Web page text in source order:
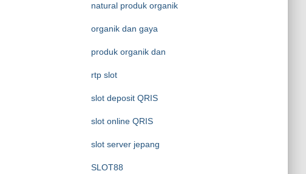
natural produk organik
organik dan gaya
produk organik dan
rtp slot
slot deposit QRIS
slot online QRIS
slot server jepang
SLOT88